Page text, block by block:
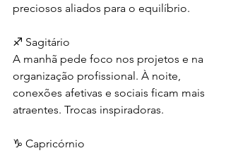
preciosos aliados para o equilíbrio.
♐ Sagitário
A manhã pede foco nos projetos e na
organização profissional. À noite,
conexões afetivas e sociais ficam mais
atraentes. Trocas inspiradoras.
♑ Capricórnio